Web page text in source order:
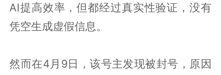
AI提高效率，但都经过真实性验证，没有
凭空生成虚假信息。
然而在4月9日，该号主发现被封号，原因